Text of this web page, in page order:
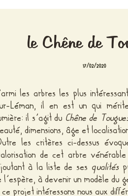
le Chêne de
17/02/2020
les arbres les plus
Léman, il en est un qui
il s’agit du Chêne de
dimensions, âge et
les critères ci-dessus
de cet arbre
à la liste de ses qualités
à devenir un modèle du
projet intéressons nous aux